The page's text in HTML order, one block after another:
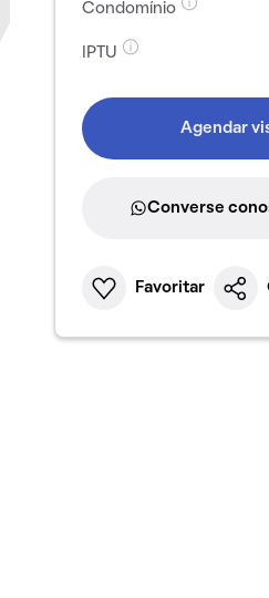
Condomínio
IPTU
Agendar
Converse
Favoritar